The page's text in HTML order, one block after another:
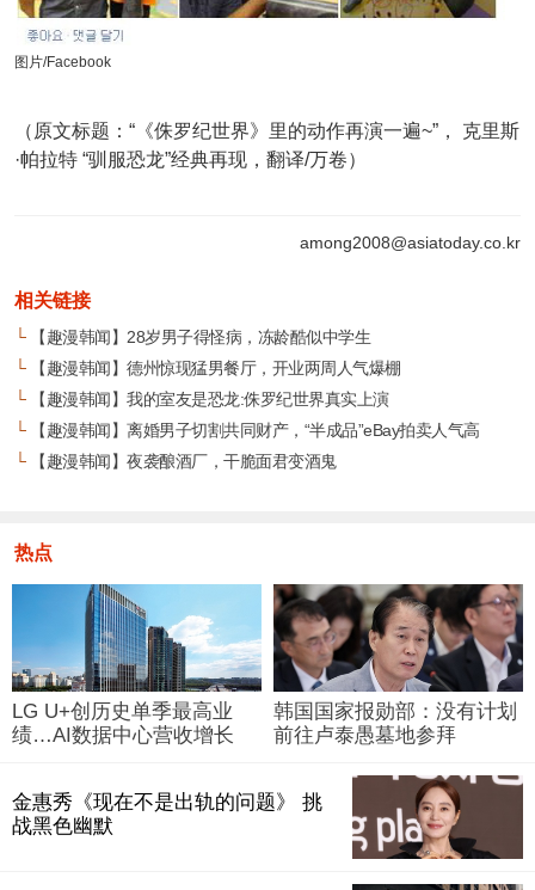
图片/Facebook
（原文标题：“《侏罗纪世界》里的动作再演一遍~”， 克里斯
·帕拉特 “驯服恐龙”经典再现，翻译/万卷）
among2008@asiatoday.co.kr
相关链接
└【趣漫韩闻】28岁男子得怪病，冻龄酷似中学生
└【趣漫韩闻】德州惊现猛男餐厅，开业两周人气爆棚
└【趣漫韩闻】我的室友是恐龙:侏罗纪世界真实上演
└【趣漫韩闻】离婚男子切割共同财产，“半成品”eBay拍卖人气高
└【趣漫韩闻】夜袭酿酒厂，干脆面君变酒鬼
热点
LG U+创历史单季最高业
绩…AI数据中心营收增长
韩国国家报勋部：没有计划
前往卢泰愚墓地参拜
金惠秀《现在不是出轨的问题》 挑
战黑色幽默